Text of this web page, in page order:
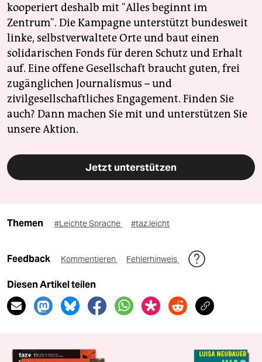
kooperiert deshalb mit "Alles beginnt im
Zentrum". Die Kampagne unterstützt bundesweit
linke, selbstverwaltete Orte und baut einen
solidarischen Fonds für deren Schutz und Erhalt
auf. Eine offene Gesellschaft braucht guten, frei
zugänglichen Journalismus – und
zivilgesellschaftliches Engagement. Finden Sie
auch? Dann machen Sie mit und unterstützen Sie
unsere Aktion.
Jetzt unterstützen
Themen #Leichte Sprache #taz.leicht
Feedback Kommentieren Fehlerhinweis
Diesen Artikel teilen